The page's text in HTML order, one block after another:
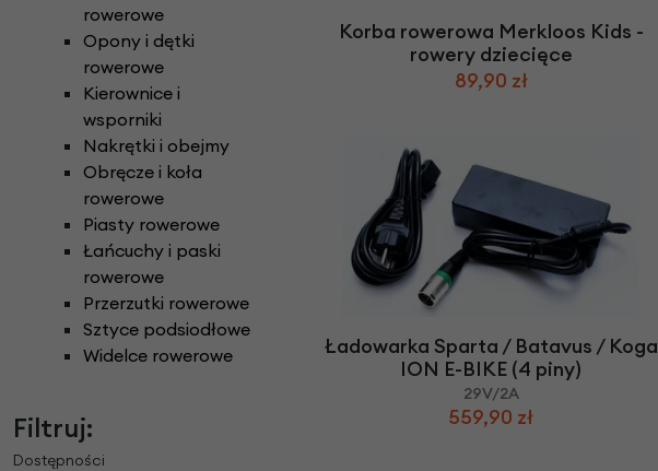
rowerowe
Opony i dętki
rowerowe
Kierownice i
wsporniki
Nakrętki i obejmy
Obręcze i koła
rowerowe
Piasty rowerowe
Łańcuchy i paski
rowerowe
Przerzutki rowerowe
Sztyce podsiodłowe
Widelce rowerowe
Filtruj:
Dostępności
Korba rowerowa Merkloos Kids -
rowery dziecięce
89,90 zł
Ładowarka Sparta / Batavus / Koga
ION E-BIKE (4 piny)
29V/2A
559,90 zł